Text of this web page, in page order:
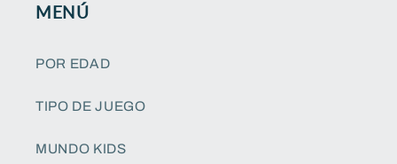
MENÚ
POR EDAD
TIPO DE JUEGO
MUNDO KIDS